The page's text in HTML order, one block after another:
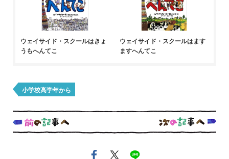
ウェイサイド・スクールはきょ
うもへんてこ
ウェイサイド・スクールはます
ますへんてこ
小学校高学年から